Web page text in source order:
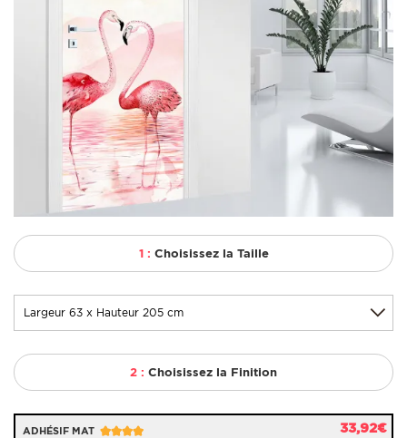
1 : Choisissez la Taille
2 : Choisissez la Finition
ADHÉSIF MAT 33,92€